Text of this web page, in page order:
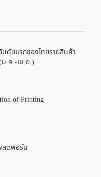
ดับแรกของไทยรายสินค้า
.ค.-เม.ย.)
of Printing
ตฟอร์ม